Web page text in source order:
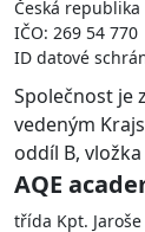
Česká republika
IČO: 269 54 770
ID datové
Společnost je
vedeným
oddíl B,
AQE
třída Kpt. Jaroše